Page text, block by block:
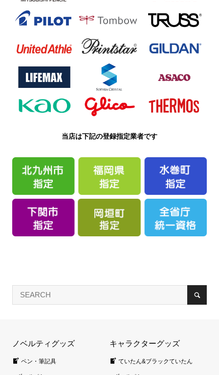
当店は下記の登録指定業者です
ノベルティグッズ
ペン・筆記具
キャラクターグッズ
ていたん&ブラックていたん